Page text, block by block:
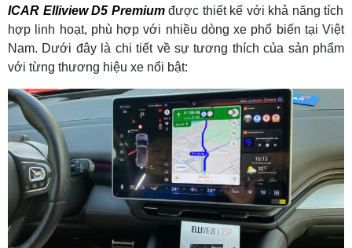
ICAR Elliview D5 Premiumđược thiết kế với khả năng tích
hợp linh hoạt, phù hợp với nhiều dòng xe phổ biến tại Việt
Nam. Dưới đây là chi tiết về sự tương thích của sản phẩm
với từng thương hiệu xe nổi bật: